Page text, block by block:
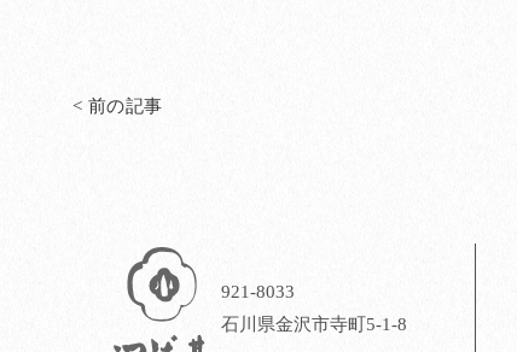
< 前の記事
921-8033
石川県金沢市寺町5-1-8